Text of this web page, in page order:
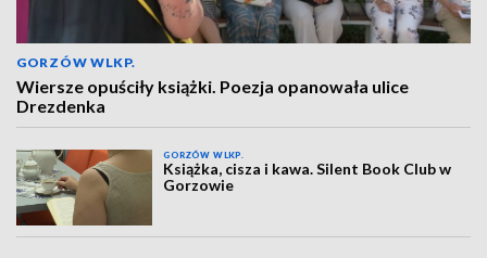
GORZÓW WLKP.
Wiersze opuściły książki. Poezja opanowała ulice
Drezdenka
GORZÓW WLKP.
Książka, cisza i kawa. Silent Book Club w
Gorzowie